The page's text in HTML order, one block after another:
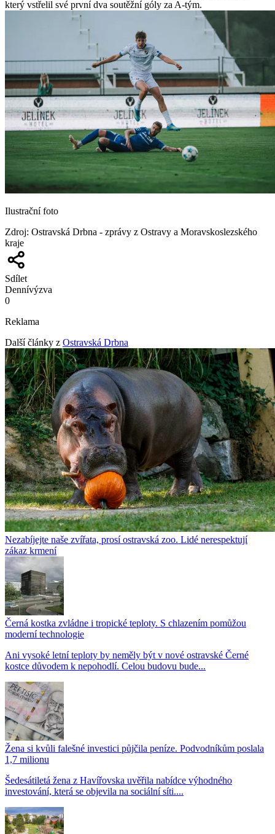
který vstřelil své první dva soutěžní góly za A-tým.
Ilustrační foto
Zdroj: Ostravská Drbna - zprávy z Ostravy a Moravskoslezského
kraje
Sdílet
Dennívýzva
0
Reklama
Další články z Ostravská Drbna
Nezabíjejte naše zvířata, prosí ostravská zoo. Lidé nerespektují
zákaz krmení
Černá kostka zvládne i tropické teploty. S chlazením pomůžou
moderní technologie
Ani vysoké letní teploty by neměly být v nové ostravské Černé
kostce důvodem k nepohodlí. Celou budovu bude...
Žena si kvůli falešné investici půjčila peníze. Podvodníkům poslala
1,7 milionu
Šedesátiletá žena z Havířovska uvěřila nabídce výhodného
investování, která se objevila na sociální síti....